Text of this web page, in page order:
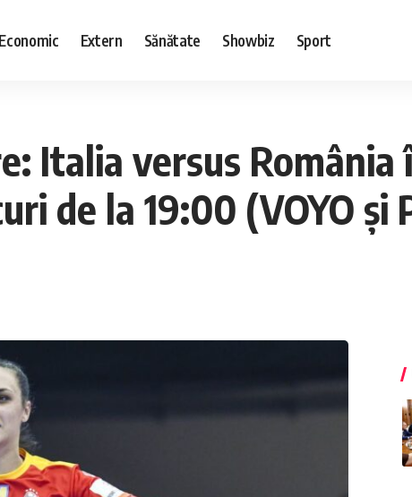
Economic Extern Sănătate Showbiz Sport
Italia versus
de la 19:00 (VOYO și